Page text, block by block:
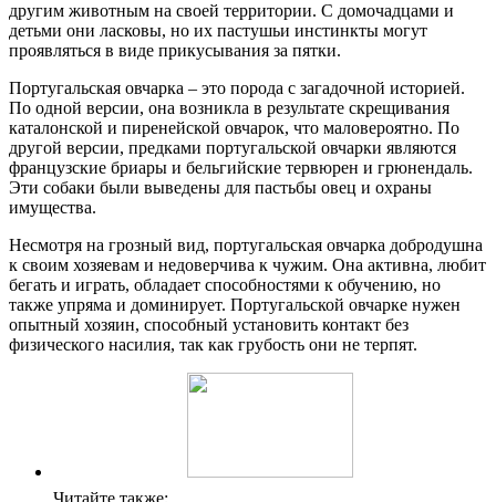
другим животным на своей территории. С домочадцами и
детьми они ласковы, но их пастушьи инстинкты могут
проявляться в виде прикусывания за пятки.
Португальская овчарка – это порода с загадочной историей.
По одной версии, она возникла в результате скрещивания
каталонской и пиренейской овчарок, что маловероятно. По
другой версии, предками португальской овчарки являются
французские бриары и бельгийские тервюрен и грюнендаль.
Эти собаки были выведены для пастьбы овец и охраны
имущества.
Несмотря на грозный вид, португальская овчарка добродушна
к своим хозяевам и недоверчива к чужим. Она активна, любит
бегать и играть, обладает способностями к обучению, но
также упряма и доминирует. Португальской овчарке нужен
опытный хозяин, способный установить контакт без
физического насилия, так как грубость они не терпят.
Читайте также: